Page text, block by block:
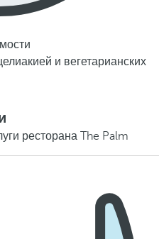
и вегетарианских
ресторана The Palm